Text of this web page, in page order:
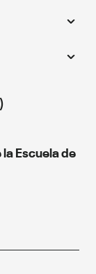
Escuela de